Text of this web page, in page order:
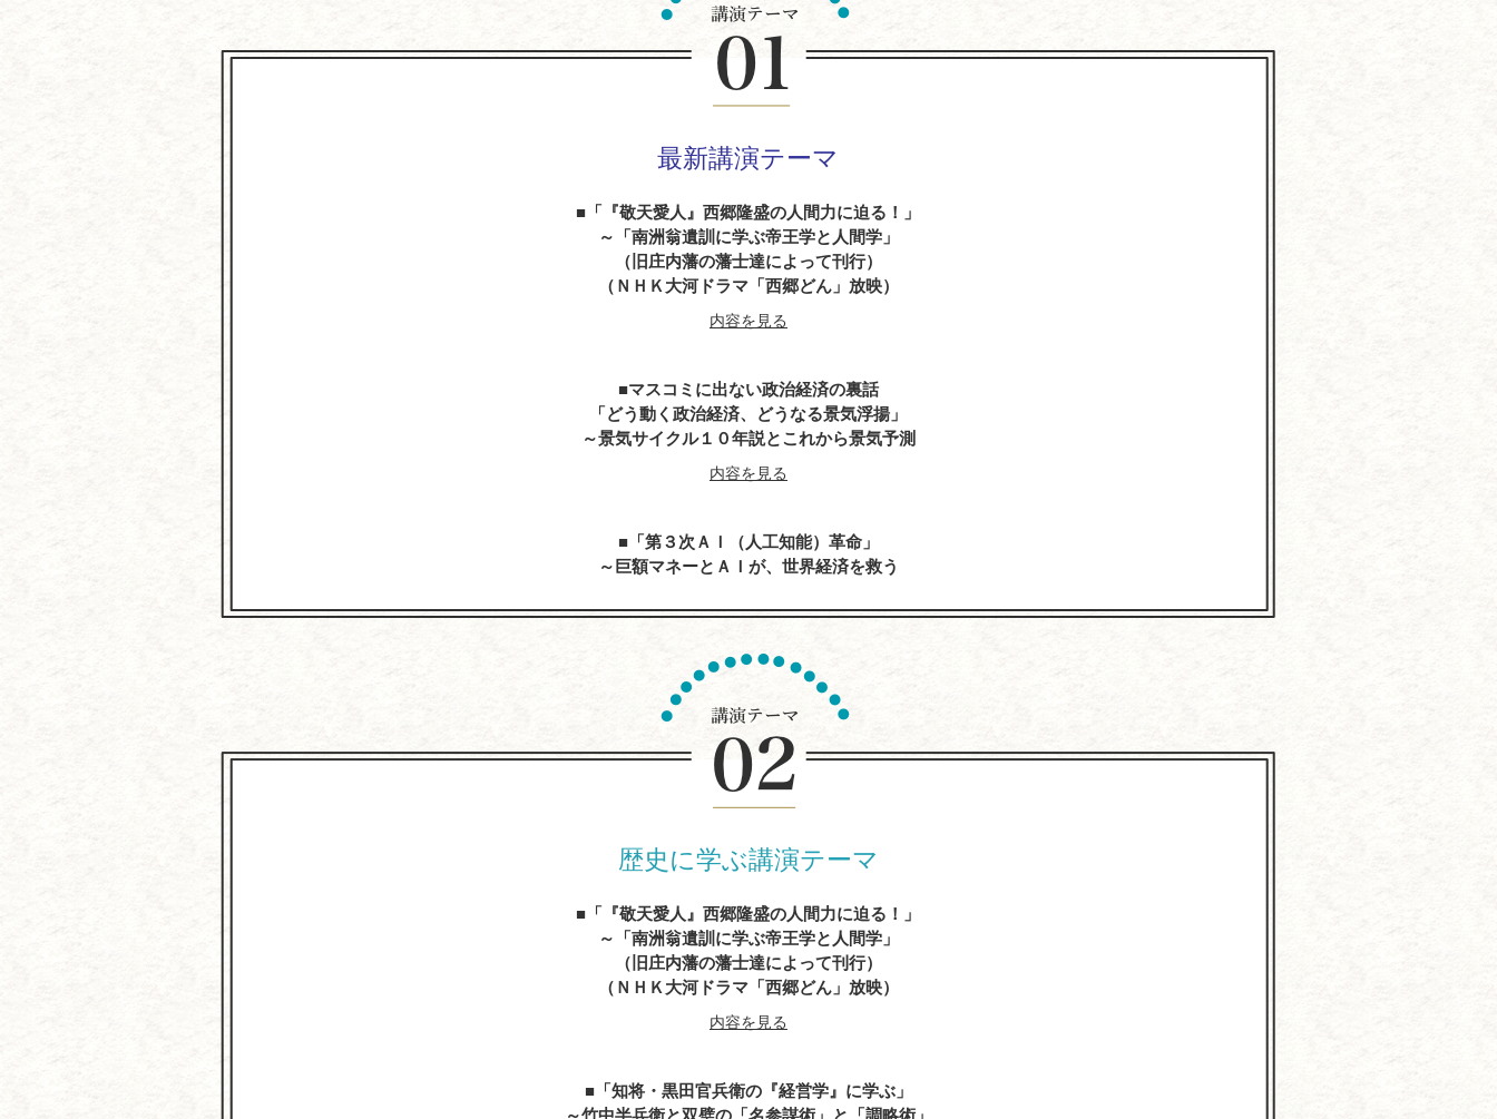
最新講演テーマ
「『敬天愛人』西郷隆盛の人間力に迫る！」
～「南洲翁遺訓に学ぶ帝王学と人間学」
（旧庄内藩の藩士達によって刊行）
（ＮＨＫ大河ドラマ「西郷どん」放映）
内容を見る
マスコミに出ない政治経済の裏話
「どう動く政治経済、どうなる景気浮揚」
～景気サイクル１０年説とこれから景気予測
内容を見る
「第３次ＡＩ（人工知能）革命」
～巨額マネーとＡＩが、世界経済を救う
人生の達人に学ぶ
～心に残る先人たちの名言、遺訓、格言を経営に生かす
歴史に学ぶ講演テーマ
「『敬天愛人』西郷隆盛の人間力に迫る！」
～「南洲翁遺訓に学ぶ帝王学と人間学」
（旧庄内藩の藩士達によって刊行）
（ＮＨＫ大河ドラマ「西郷どん」放映）
内容を見る
「知将・黒田官兵衛の『経営学』に学ぶ」